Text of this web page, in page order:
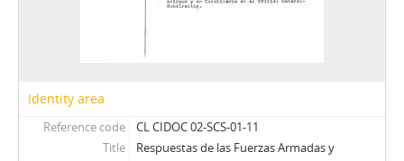
38 - Libreta de apuntes perteneciente a Sergio Covarrubias Sanhueza
40 - Libreta de apuntes perteneciente a Sergio Covarrubias Sanhueza
43 - Calendario de apuntes perteneciente a Sergio Covarrubias Sanhueza
JFFL - Juan Francisco Fresno Larraín
Identity area
Reference code
CL CIDOC 02-SCS-01-11
Title
Respuestas de las Fuerzas Armadas y